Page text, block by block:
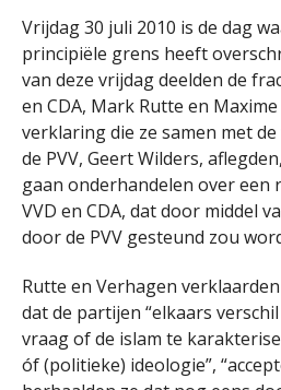
Vrijdag 30 juli 2010 is de dag
principiële grens heeft
van deze vrijdag deelden de
en CDA, Mark Rutte en
verklaring die ze samen met
de PVV, Geert Wilders,
gaan onderhandelen over een
VVD en CDA, dat door middel
door de PVV gesteund zou
Rutte en Verhagen
dat de partijen “elkaars
vraag of de islam te
óf (politieke) ideologie”,